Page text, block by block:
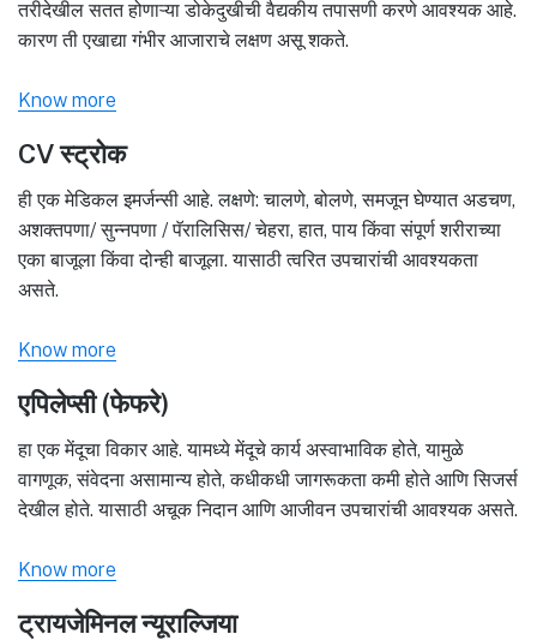
तरीदेखील सतत होणाऱ्या डोकेदुखीची वैद्यकीय तपासणी करणे आवश्यक आहे.
कारण ती एखाद्या गंभीर आजाराचे लक्षण असू शकते.
Know more
CV स्ट्रोक
ही एक मेडिकल इमर्जन्सी आहे. लक्षणे: चालणे, बोलणे, समजून घेण्यात अडचण,
अशक्तपणा/ सुन्नपणा / पॅरालिसिस/ चेहरा, हात, पाय किंवा संपूर्ण शरीराच्या
एका बाजूला किंवा दोन्ही बाजूला. यासाठी त्वरित उपचारांची आवश्यकता
असते.
Know more
एपिलेप्सी (फेफरे)
हा एक मेंदूचा विकार आहे. यामध्ये मेंदूचे कार्य अस्वाभाविक होते, यामुळे
वागणूक, संवेदना असामान्य होते, कधीकधी जागरूकता कमी होते आणि सिजर्स
देखील होते. यासाठी अचूक निदान आणि आजीवन उपचारांची आवश्यक असते.
Know more
ट्रायजेमिनल न्यूराल्जिया